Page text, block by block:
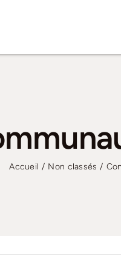
Accueil Non classés